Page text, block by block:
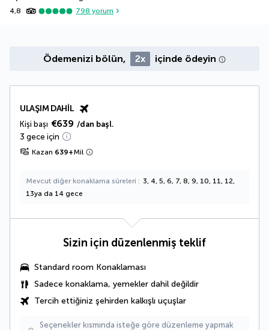
4,8 798 yorum
Ödemenizi bölün, 2x içinde ödeyin
ULAŞIM DAHIL
Kişi başı €639 /dan başl.
3 gece için
Kazan 639+Mil
Mevcut diğer konaklama süreleri
3, 4, 5, 6, 7, 8, 9, 10, 11, 12,
13ya da 14 gece
Sizin için düzenlenmiş teklif
Standard room Konaklaması
Sadece konaklama, yemekler dahil değildir
Tercih ettiğiniz şehirden kalkışlı uçuşlar
Seçenekler kısmında isteğe göre düzenleme yapmak